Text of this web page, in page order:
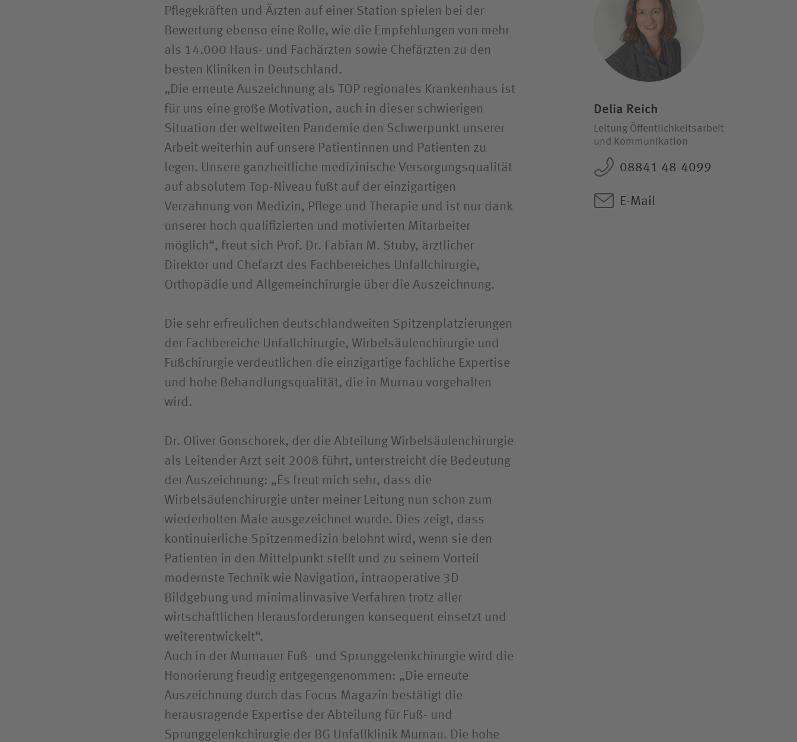
Delia Reich
Leitung Öffentlichkeitsarbeit
und Kommunikation
08841 48-4099
E-Mail
Pflegekräften und Ärzten auf einer Station spielen bei der
Bewertung ebenso eine Rolle, wie die Empfehlungen von mehr
als 14.000 Haus- und Fachärzten sowie Chefärzten zu den
besten Kliniken in Deutschland.
„Die erneute Auszeichnung als TOP regionales Krankenhaus ist
für uns eine große Motivation, auch in dieser schwierigen
Situation der weltweiten Pandemie den Schwerpunkt unserer
Arbeit weiterhin auf unsere Patientinnen und Patienten zu
legen. Unsere ganzheitliche medizinische Versorgungsqualität
auf absolutem Top-Niveau fußt auf der einzigartigen
Verzahnung von Medizin, Pflege und Therapie und ist nur dank
unserer hoch qualifizierten und motivierten Mitarbeiter
möglich“, freut sich Prof. Dr. Fabian M. Stuby, ärztlicher
Direktor und Chefarzt des Fachbereiches Unfallchirurgie,
Orthopädie und Allgemeinchirurgie über die Auszeichnung.
Die sehr erfreulichen deutschlandweiten Spitzenplatzierungen
der Fachbereiche Unfallchirurgie, Wirbelsäulenchirurgie und
Fußchirurgie verdeutlichen die einzigartige fachliche Expertise
und hohe Behandlungsqualität, die in Murnau vorgehalten
wird.
Dr. Oliver Gonschorek, der die Abteilung Wirbelsäulenchirurgie
als Leitender Arzt seit 2008 führt, unterstreicht die Bedeutung
der Auszeichnung: „Es freut mich sehr, dass die
Wirbelsäulenchirurgie unter meiner Leitung nun schon zum
wiederholten Male ausgezeichnet wurde. Dies zeigt, dass
kontinuierliche Spitzenmedizin belohnt wird, wenn sie den
Patienten in den Mittelpunkt stellt und zu seinem Vorteil
modernste Technik wie Navigation, intraoperative 3D
Bildgebung und minimalinvasive Verfahren trotz aller
wirtschaftlichen Herausforderungen konsequent einsetzt und
weiterentwickelt“.
Auch in der Murnauer Fuß- und Sprunggelenkchirurgie wird die
Honorierung freudig entgegengenommen: „Die erneute
Auszeichnung durch das Focus Magazin bestätigt die
herausragende Expertise der Abteilung für Fuß- und
Sprunggelenkchirurgie der BG Unfallklinik Murnau. Die hohe